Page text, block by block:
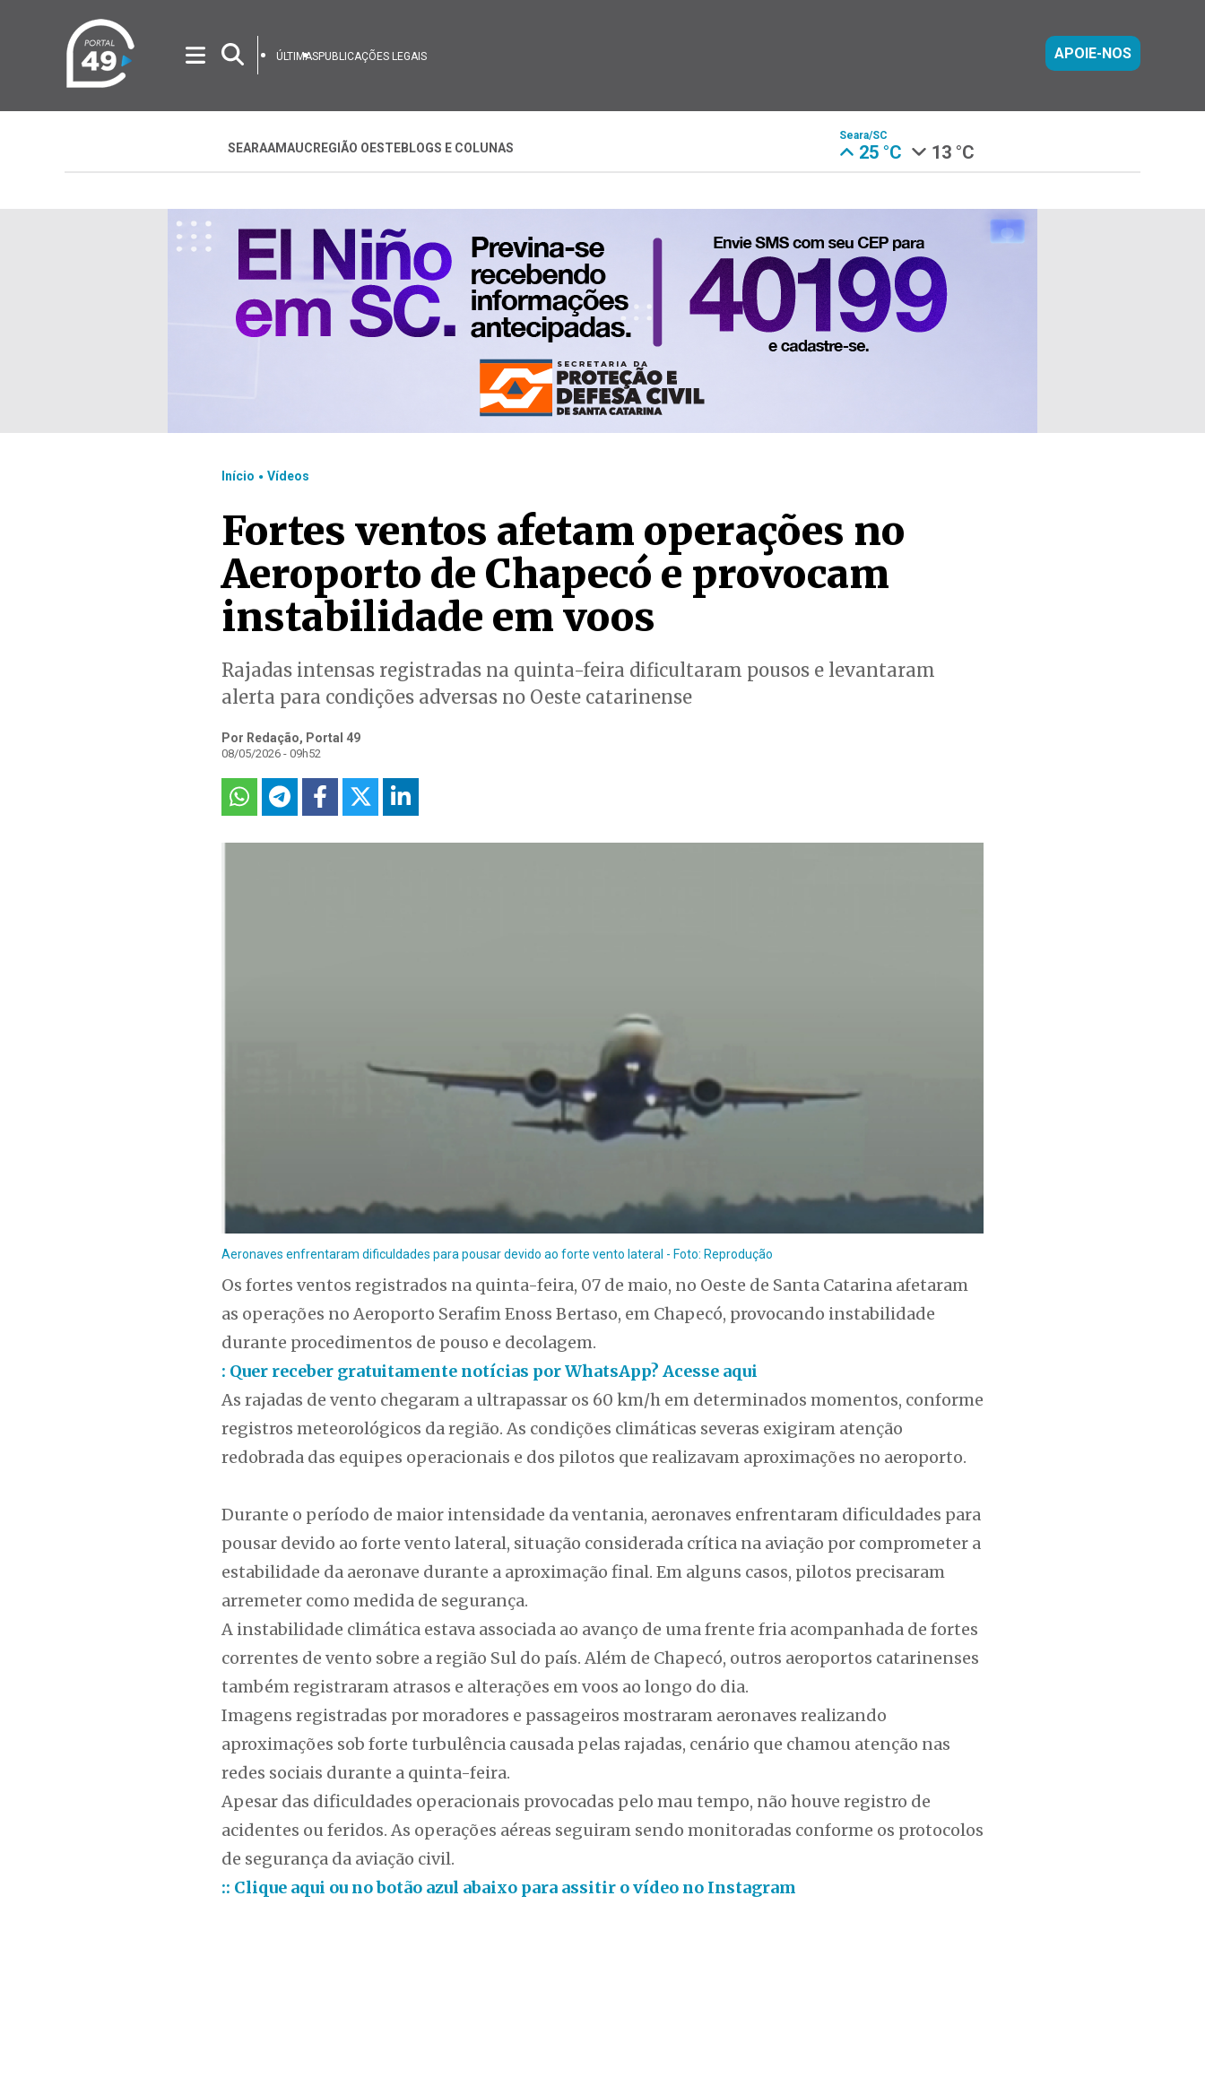
ÚLTIMASPUBLICAÇÕES LEGAIS APOIE-NOS
SEARAAMAUC REGIÃO OESTEBLOGS E COLUNAS
Seara/SC
25 °C 13 °C
Início . Vídeos
Fortes ventos afetam operações no
Aeroporto de Chapecó e provocam
instabilidade em voos
Rajadas intensas registradas na quinta-feira dificultaram pousos e levantaram
alerta para condições adversas no Oeste catarinense
Por Redação, Portal 49
08/05/2026 - 09h52
Aeronaves enfrentaram dificuldades para pousar devido ao forte vento lateral - Foto: Reprodução
Os fortes ventos registrados na quinta-feira, 07 de maio, no Oeste de Santa Catarina afetaram
as operações no Aeroporto Serafim Enoss Bertaso, em Chapecó, provocando instabilidade
durante procedimentos de pouso e decolagem.
: Quer receber gratuitamente notícias por WhatsApp? Acesse aqui
As rajadas de vento chegaram a ultrapassar os 60 km/h em determinados momentos, conforme
registros meteorológicos da região. As condições climáticas severas exigiram atenção
redobrada das equipes operacionais e dos pilotos que realizavam aproximações no aeroporto.
Durante o período de maior intensidade da ventania, aeronaves enfrentaram dificuldades para
pousar devido ao forte vento lateral, situação considerada crítica na aviação por comprometer a
estabilidade da aeronave durante a aproximação final. Em alguns casos, pilotos precisaram
arremeter como medida de segurança.
A instabilidade climática estava associada ao avanço de uma frente fria acompanhada de fortes
correntes de vento sobre a região Sul do país. Além de Chapecó, outros aeroportos catarinenses
também registraram atrasos e alterações em voos ao longo do dia.
Imagens registradas por moradores e passageiros mostraram aeronaves realizando
aproximações sob forte turbulência causada pelas rajadas, cenário que chamou atenção nas
redes sociais durante a quinta-feira.
Apesar das dificuldades operacionais provocadas pelo mau tempo, não houve registro de
acidentes ou feridos. As operações aéreas seguiram sendo monitoradas conforme os protocolos
de segurança da aviação civil.
:: Clique aqui ou no botão azul abaixo para assitir o vídeo no Instagram